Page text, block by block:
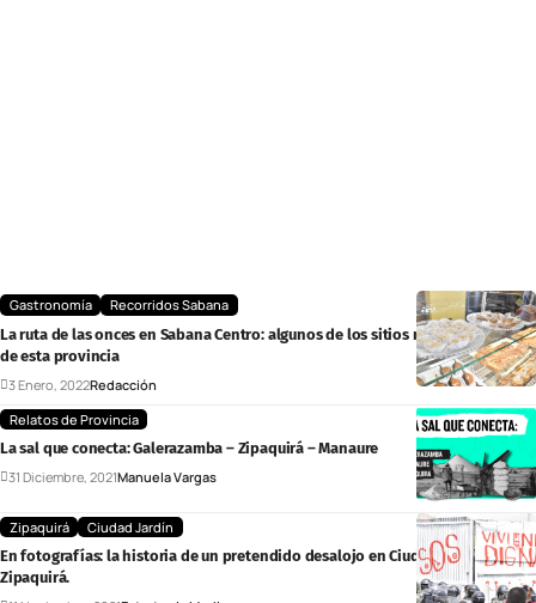
Gastronomía
Recorridos Sabana
La ruta de las onces en Sabana Centro: algunos de los sitios más tradicionales
de esta provincia
3 Enero, 2022Redacción
Relatos de Provincia
La sal que conecta: Galerazamba – Zipaquirá – Manaure
31 Diciembre, 2021Manuela Vargas
Zipaquirá
Ciudad Jardín
En fotografías: la historia de un pretendido desalojo en Ciudad Jardín de
Zipaquirá.